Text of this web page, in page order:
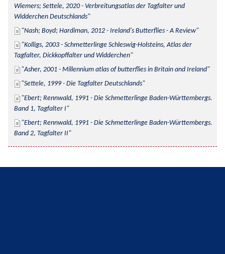
Wiemers; Settele, 2020 - Verbreitungsatlas der Tagfalter und
Widderchen Deutschlands
Nash; Boyd; Hardiman, 2012 - Ireland's Butterflies - A Review
Kolligs, 2003 - Schmetterlinge Schleswig-Holsteins, Atlas der
Tagfalter, Dickkopffalter und Widderchen
Asher, 2001 - Millennium atlas of butterflies in Britain and Ireland
Settele, 1999 - Die Tagfalter Deutschlands
Ebert; Rennwald, 1991 - Die Schmetterlinge Baden-Württembergs.
Band 1, Tagfalter I
Ebert; Rennwald, 1991 - Die Schmetterlinge Baden-Württembergs.
Band 2, Tagfalter II